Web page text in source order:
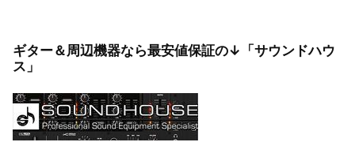
ギター＆周辺機器なら最安値保証の↓「サウンドハウ
ス」